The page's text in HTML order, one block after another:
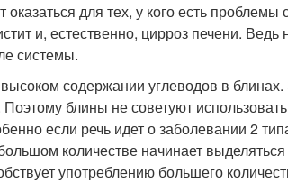
для тех, у кого есть
и, естественно, цирроз печени.
системы.
содержании углеводов в
Поэтому блины не советуют
если речь идет о заболевании 2
количестве начинает
употреблению большего